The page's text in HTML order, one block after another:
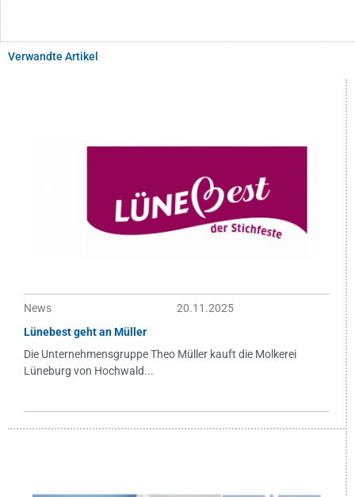
Verwandte Artikel
News
20.11.2025
Lünebest geht an Müller
Die Unternehmensgruppe Theo Müller kauft die Molkerei
Lüneburg von Hochwald...